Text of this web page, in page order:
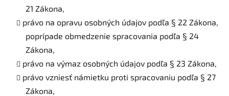
21 Zákona,
právo na opravu osobných údajov podľa § 22 Zákona,
poprípade obmedzenie spracovania podľa § 24
Zákona,
právo na výmaz osobných údajov podľa § 23 Zákona,
právo vzniesť námietku proti spracovaniu podľa § 27
Zákona,